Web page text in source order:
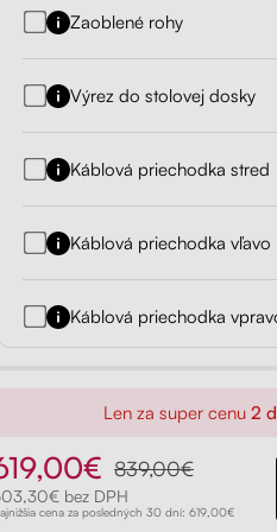
Zaoblené rohy
Výrez do stolovej dosky
Káblová priechodka stred
Káblová priechodka vľavo
Káblová priechodka
Len za super cenu 2
839,00€
bez DPH
cena za posledných 30 dní: 619,00€